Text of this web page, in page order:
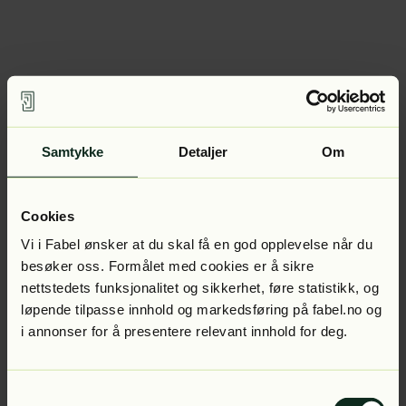
Samtykke Detaljer Om
Cookies
Vi i Fabel ønsker at du skal få en god opplevelse når du
besøker oss. Formålet med cookies er å sikre
nettstedets funksjonalitet og sikkerhet, føre statistikk, og
løpende tilpasse innhold og markedsføring på fabel.no og
i annonser for å presentere relevant innhold for deg.